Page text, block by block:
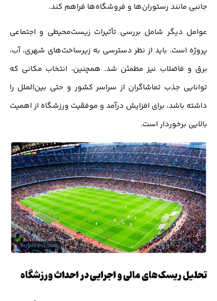
جانبی مانند رستوران‌ها و فروشگاه‌ها فراهم کند.
عوامل دیگر شامل بررسی تأثیرات زیست‌محیطی و اجتماعی
پروژه است. باید از نظر دسترسی به زیرساخت‌های شهری، آب،
برق و فاضلاب نیز مطمئن شد. همچنین، انتخاب مکانی که
توانایی جذب تماشاگران از سراسر کشور و حتی بین‌الملل را
داشته باشد، برای افزایش درآمد و موفقیت ورزشگاه از اهمیت
بالایی برخوردار است.
تحلیل ریسک‌های مالی و اجرایی در احداث ورزشگاه